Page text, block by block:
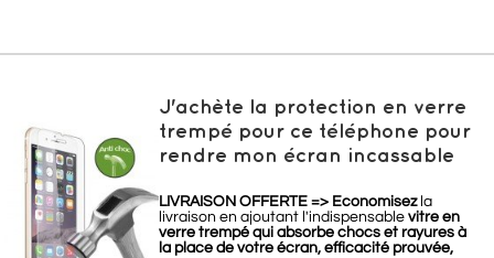
J'achète la protection en verre
trempé pour ce téléphone pour
rendre mon écran incassable
LIVRAISON OFFERTE => Economisezla
livraison en ajoutant l'indispensable vitre en
verre trempé qui absorbe chocs et rayures à
la place de votre écran, efficacité prouvée,